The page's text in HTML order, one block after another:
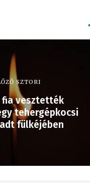
SZTORI
fia vesztették
tehergépkocsi
fülkéjében